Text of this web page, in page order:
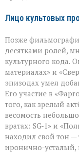
Лицо культовых
Позже
десятками ролей,
культурного кода.
материалах» и
эпизодах умел
Его участие в
того, как зрелый
весомость
вратах: SG‑1» и
находил свой тон —
иронично-усталый,